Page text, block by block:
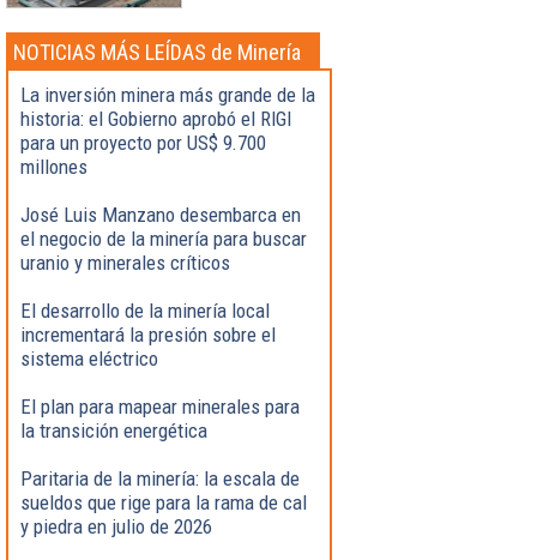
NOTICIAS MÁS LEÍDAS de Minería
La inversión minera más grande de la
historia: el Gobierno aprobó el RIGI
para un proyecto por US$ 9.700
millones
José Luis Manzano desembarca en
el negocio de la minería para buscar
uranio y minerales críticos
El desarrollo de la minería local
incrementará la presión sobre el
sistema eléctrico
El plan para mapear minerales para
la transición energética
Paritaria de la minería: la escala de
sueldos que rige para la rama de cal
y piedra en julio de 2026